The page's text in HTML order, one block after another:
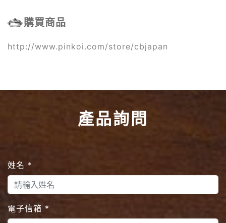
購買商品
http://www.pinkoi.com/store/cbjapan
產品詢問
姓名 *
電子信箱 *